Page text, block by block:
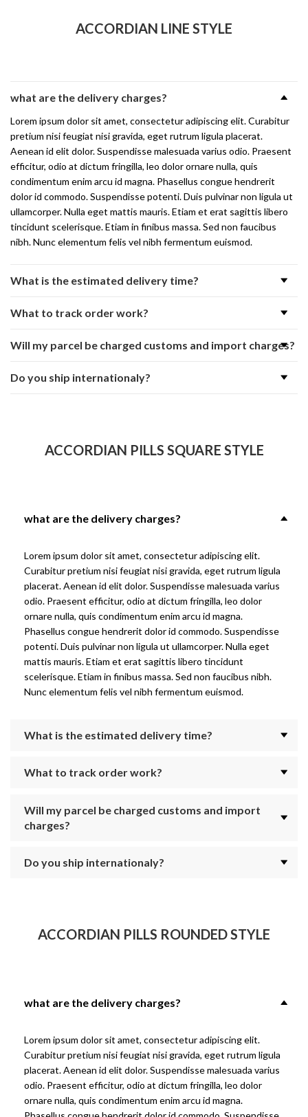
ACCORDIAN LINE STYLE
what are the delivery charges?
Lorem ipsum dolor sit amet, consectetur adipiscing elit. Curabitur
pretium nisi feugiat nisi gravida, eget rutrum ligula placerat.
Aenean id elit dolor. Suspendisse malesuada varius odio. Praesent
efficitur, odio at dictum fringilla, leo dolor ornare nulla, quis
condimentum enim arcu id magna. Phasellus congue hendrerit
dolor id commodo. Suspendisse potenti. Duis pulvinar non ligula ut
ullamcorper. Nulla eget mattis mauris. Etiam et erat sagittis libero
tincidunt scelerisque. Etiam in finibus massa. Sed non faucibus
nibh. Nunc elementum felis vel nibh fermentum euismod.
What is the estimated delivery time?
What to track order work?
Will my parcel be charged customs and import charges?
Do you ship internationaly?
ACCORDIAN PILLS SQUARE STYLE
what are the delivery charges?
Lorem ipsum dolor sit amet, consectetur adipiscing elit.
Curabitur pretium nisi feugiat nisi gravida, eget rutrum ligula
placerat. Aenean id elit dolor. Suspendisse malesuada varius
odio. Praesent efficitur, odio at dictum fringilla, leo dolor
ornare nulla, quis condimentum enim arcu id magna.
Phasellus congue hendrerit dolor id commodo. Suspendisse
potenti. Duis pulvinar non ligula ut ullamcorper. Nulla eget
mattis mauris. Etiam et erat sagittis libero tincidunt
scelerisque. Etiam in finibus massa. Sed non faucibus nibh.
Nunc elementum felis vel nibh fermentum euismod.
What is the estimated delivery time?
What to track order work?
Will my parcel be charged customs and import
charges?
Do you ship internationaly?
ACCORDIAN PILLS ROUNDED STYLE
what are the delivery charges?
Lorem ipsum dolor sit amet, consectetur adipiscing elit.
Curabitur pretium nisi feugiat nisi gravida, eget rutrum ligula
placerat. Aenean id elit dolor. Suspendisse malesuada varius
odio. Praesent efficitur, odio at dictum fringilla, leo dolor
ornare nulla, quis condimentum enim arcu id magna.